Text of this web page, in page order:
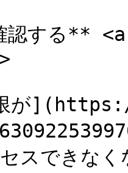
認する**
限が
スできな